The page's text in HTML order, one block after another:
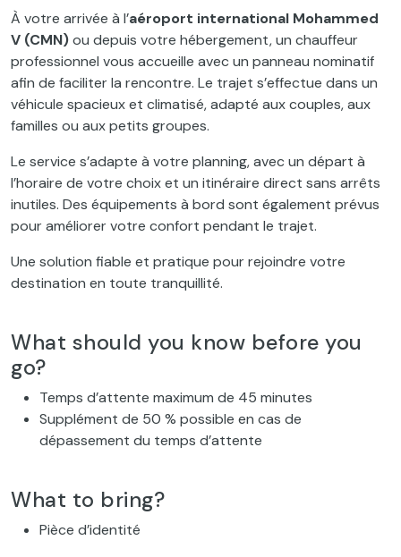
À votre arrivée à l’aéroport international Mohammed
V (CMN)ou depuis votre hébergement, un chauffeur
professionnel vous accueille avec un panneau nominatif
afin de faciliter la rencontre. Le trajet s’effectue dans un
véhicule spacieux et climatisé, adapté aux couples, aux
familles ou aux petits groupes.
Le service s’adapte à votre planning, avec un départ à
l’horaire de votre choix et un itinéraire direct sans arrêts
inutiles. Des équipements à bord sont également prévus
pour améliorer votre confort pendant le trajet.
Une solution fiable et pratique pour rejoindre votre
destination en toute tranquillité.
What should you know before you
go?
Temps d’attente maximum de 45 minutes
Supplément de 50 % possible en cas de
dépassement du temps d’attente
What to bring?
Pièce d’identité